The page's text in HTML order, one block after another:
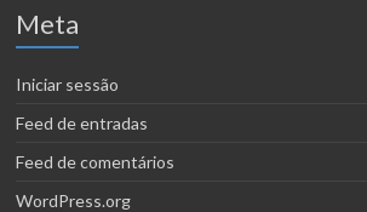
Meta
Iniciar sessão
Feed de entradas
Feed de comentários
WordPress.org